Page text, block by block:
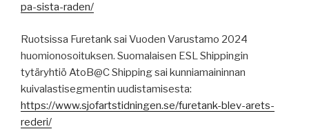
pa-sista-raden/
Ruotsissa Furetank sai Vuoden Varustamo 2024
huomionosoituksen. Suomalaisen ESL Shippingin
tytäryhtiö AtoB@C Shipping sai kunniamaininnan
kuivalastisegmentin uudistamisesta:
https://www.sjofartstidningen.se/furetank-blev-arets-
rederi/